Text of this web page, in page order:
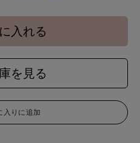
入れる
を見る
入りに追加